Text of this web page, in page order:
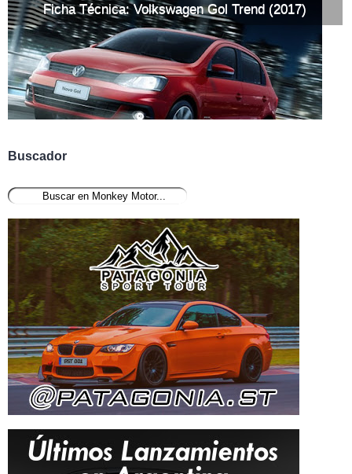
Ficha Técnica: Volkswagen Gol Trend (2017)
Buscador